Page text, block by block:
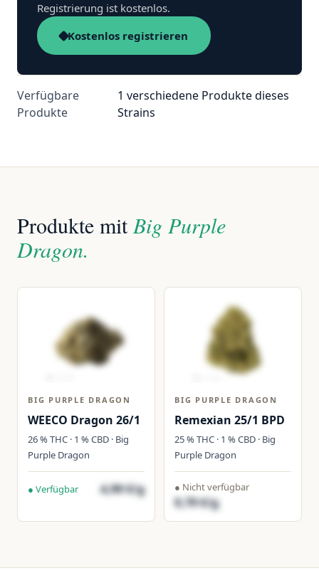
Registrierung ist kostenlos.
Kostenlos registrieren
Verfügbare
Produkte
1 verschiedene Produkte dieses
Strains
Produkte mitBig Purple
Dragon.
BIG PURPLE DRAGON
WEECO Dragon 26/1
26 % THC · 1 % CBD · Big
Purple Dragon
● Verfügbar 4,99 €/g
BIG PURPLE DRAGON
Remexian 25/1 BPD
25 % THC · 1 % CBD · Big
Purple Dragon
● Nicht verfügbar
9,79 €/g